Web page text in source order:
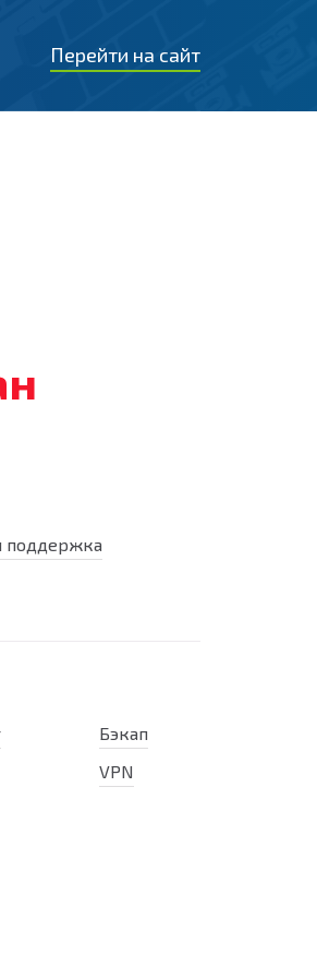
Перейти на сайт
поддержка
Бэкап
VPN